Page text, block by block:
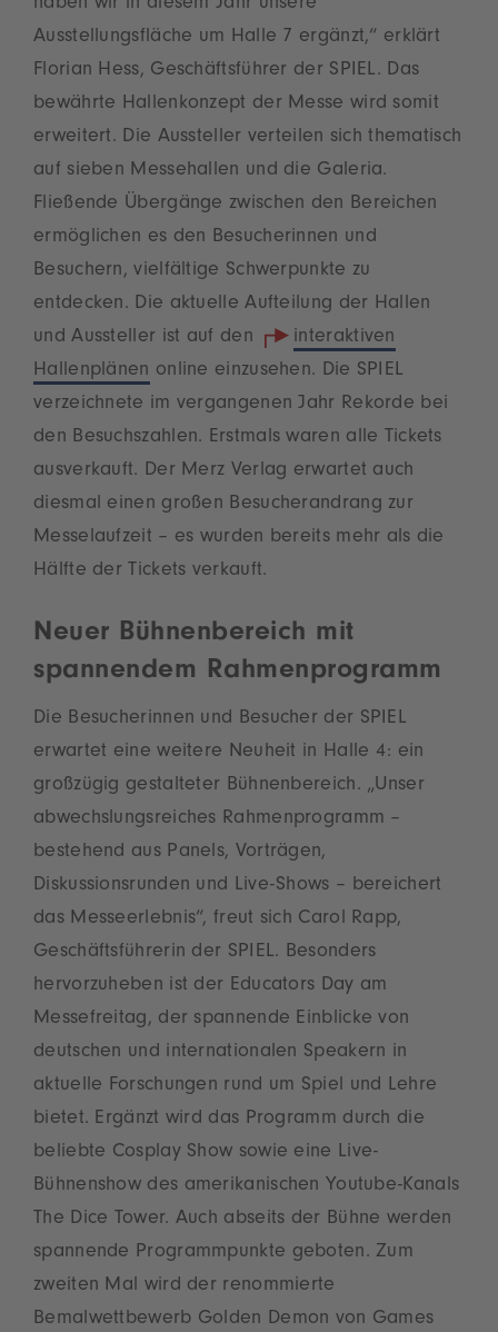
haben wir in diesem Jahr unsere
Ausstellungsfläche um Halle 7 ergänzt,“ erklärt
Florian Hess, Geschäftsführer der SPIEL. Das
bewährte Hallenkonzept der Messe wird somit
erweitert. Die Aussteller verteilen sich thematisch
auf sieben Messehallen und die Galeria.
Fließende Übergänge zwischen den Bereichen
ermöglichen es den Besucherinnen und
Besuchern, vielfältige Schwerpunkte zu
entdecken. Die aktuelle Aufteilung der Hallen
und Aussteller ist auf den
interaktiven
Hallenplänen online einzusehen. Die SPIEL
verzeichnete im vergangenen Jahr Rekorde bei
den Besuchszahlen. Erstmals waren alle Tickets
ausverkauft. Der Merz Verlag erwartet auch
diesmal einen großen Besucherandrang zur
Messelaufzeit – es wurden bereits mehr als die
Hälfte der Tickets verkauft.
Neuer Bühnenbereich mit
spannendem Rahmenprogramm
Die Besucherinnen und Besucher der SPIEL
erwartet eine weitere Neuheit in Halle 4: ein
großzügig gestalteter Bühnenbereich. „Unser
abwechslungsreiches Rahmenprogramm –
bestehend aus Panels, Vorträgen,
Diskussionsrunden und Live-Shows – bereichert
das Messeerlebnis“, freut sich Carol Rapp,
Geschäftsführerin der SPIEL. Besonders
hervorzuheben ist der Educators Day am
Messefreitag, der spannende Einblicke von
deutschen und internationalen Speakern in
aktuelle Forschungen rund um Spiel und Lehre
bietet. Ergänzt wird das Programm durch die
beliebte Cosplay Show sowie eine Live-
Bühnenshow des amerikanischen Youtube-Kanals
The Dice Tower. Auch abseits der Bühne werden
spannende Programmpunkte geboten. Zum
zweiten Mal wird der renommierte
Bemalwettbewerb Golden Demon von Games